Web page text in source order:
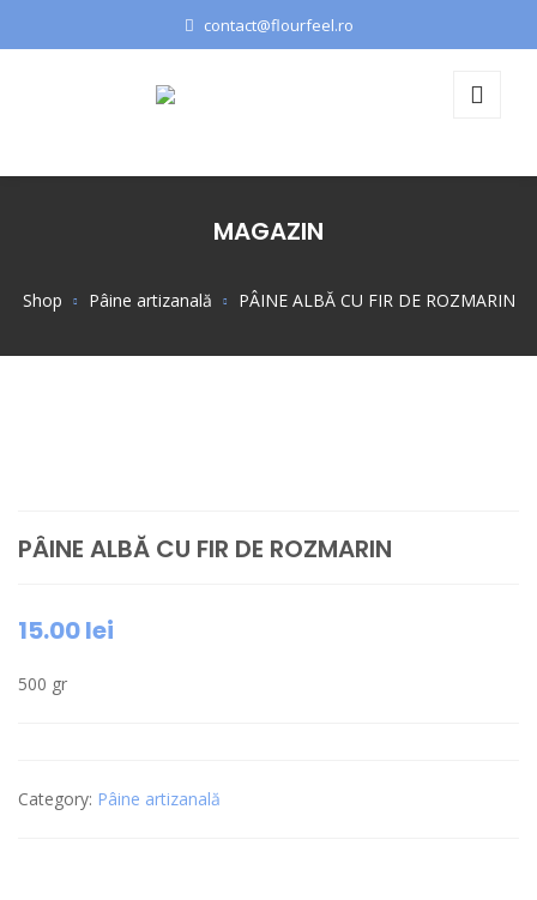
contact@flourfeel.ro
MAGAZIN
Shop Pâine artizanală PÂINE ALBĂ CU FIR DE ROZMARIN
PÂINE ALBĂ CU FIR DE ROZMARIN
15.00lei
500 gr
Category: Pâine artizanală